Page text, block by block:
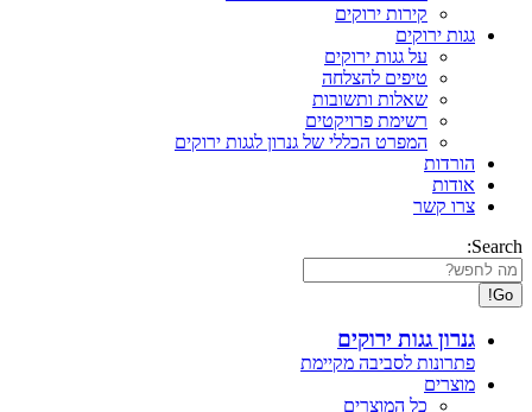
קירות ירוקים
גגות ירוקים
על גגות ירוקים
טיפים להצלחה
שאלות ותשובות
רשימת פרויקטים
המפרט הכללי של גנרון לגגות ירוקים
הורדות
אודות
צרו קשר
Search:
גנרון גגות ירוקים
פתרונות לסביבה מקיימת
מוצרים
כל המוצרים